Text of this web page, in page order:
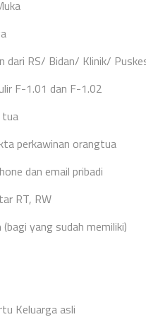
dari RS/ Bidan/ Klinik/
F-1.01 dan F-1.02
tua
perkawinan orangtua
dan email pribadi
RT, RW
yang sudah memiliki)
Keluarga asli